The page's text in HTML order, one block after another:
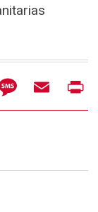
MessageEmail